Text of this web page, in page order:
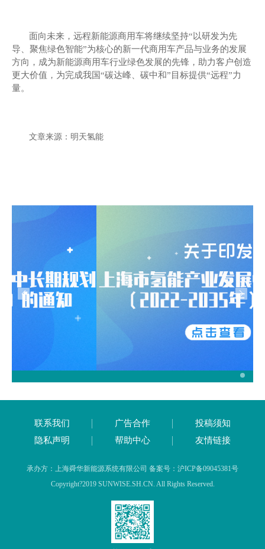
面向未来， 远程新能源商用车将继续坚持“以研发为先
导、聚焦绿色智能”为核心的新一代商用车产品与业务的发展
方向，成为新能源商用车行业绿色发展的先锋，助力客户创造
更大价值，为完成我国“碳达峰、碳中和”目标提供“远程”力
量。
文章来源：明天氢能
联系我们 广告合作
投稿须知
隐私声明
帮助中心 友情链接
承办方：上海舜华新能源系统有限公司 备案号：沪ICP备09045381号
Copyright?2019 SUNWISE.SH.CN. All Rights Reserved.